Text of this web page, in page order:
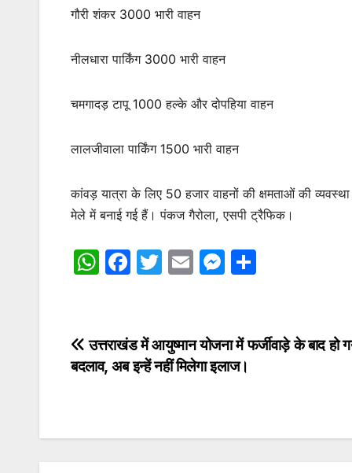
गौरी शंकर 3000 भारी वाहन
नीलधारा पार्किंग 3000 भारी वाहन
चमगादड़ टापू 1000 हल्के और दोपहिया वाहन
लालजीवाला पार्किंग 1500 भारी वाहन
कांवड़ यात्रा के लिए 50 हजार वाहनों की क्षमताओं की
मेले में बनाई गई हैं। पंकज गैरोला, एसपी ट्रैफिक।
W
s
A
F
e
b
k
T
er
E
l
M
s
e
er
e
Post
navigation
उत्तराखंड में आयुष्मान योजना में फर्जीवाड़े के बाद हो
बदलाव, अब इन्हें नहीं मिलेगा इलाज।